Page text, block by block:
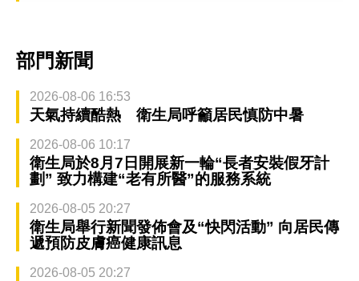
部門新聞
2026-08-06 16:53
天氣持續酷熱 衛生局呼籲居民慎防中暑
2026-08-06 10:17
衛生局於8月7日開展新一輪“長者安裝假牙計
劃” 致力構建“老有所醫”的服務系統
2026-08-05 20:27
衛生局舉行新聞發佈會及“快閃活動” 向居民傳
遞預防皮膚癌健康訊息
2026-08-05 20:27